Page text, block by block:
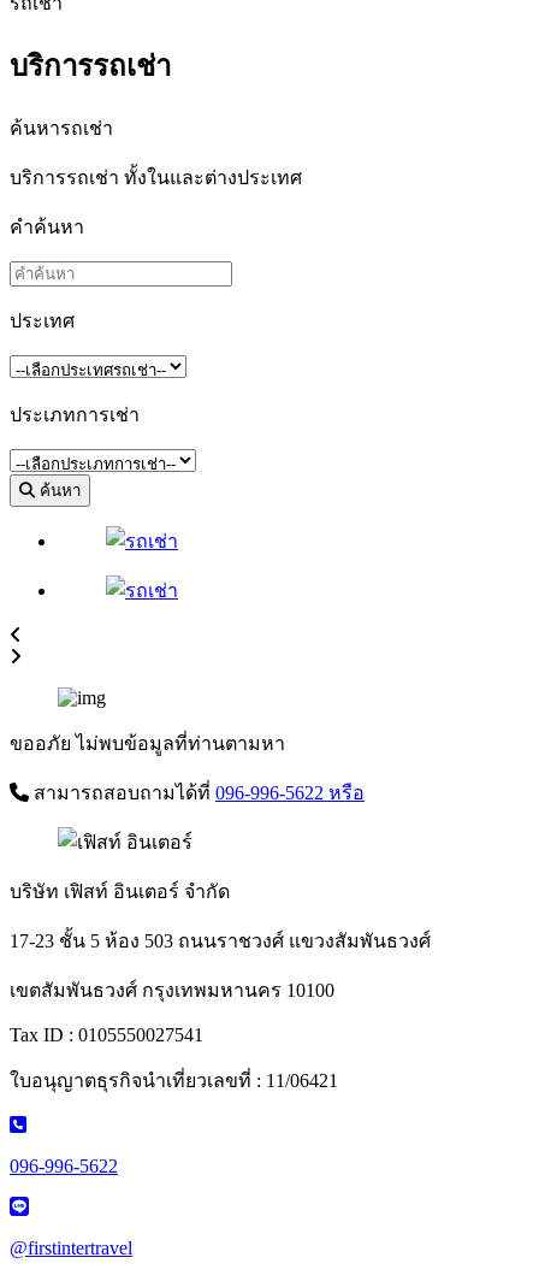
บริการรถเช่า
ค้นหารถเช่า
บริการรถเช่า ทั้งในและต่างประเทศ
คำค้นหา
ประเทศ
ประเภทการเช่า
ค้นหา
ขออภัย ไม่พบข้อมูลที่ท่านตามหา
สามารถสอบถามได้ที่ 096-996-5622 หรือ
บริษัท เฟิสท์ อินเตอร์ จำกัด
17-23 ชั้น 5 ห้อง 503 ถนนราชวงศ์ แขวงสัมพันธวงศ์
เขตสัมพันธวงศ์ กรุงเทพมหานคร 10100
Tax ID : 0105550027541
ใบอนุญาตธุรกิจนำเที่ยวเลขที่ : 11/06421
096-996-5622
@firstintertravel